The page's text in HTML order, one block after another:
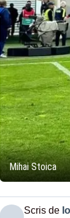
Mihai Stoica
Scris de